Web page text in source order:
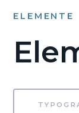
ELEMENTE